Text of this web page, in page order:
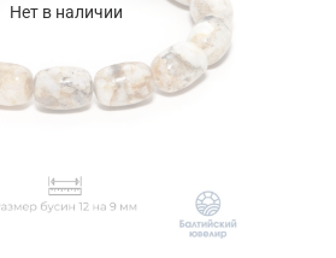
Нет в наличии